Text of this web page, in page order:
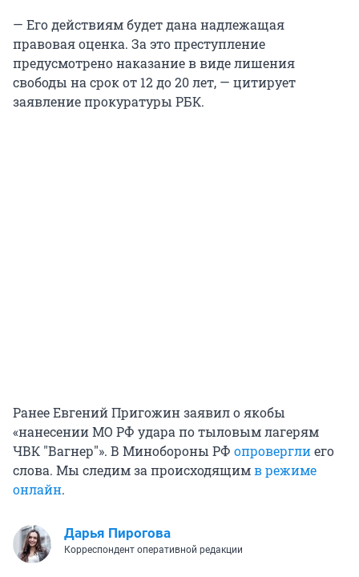
— Его действиям будет дана надлежащая
правовая оценка. За это преступление
предусмотрено наказание в виде лишения
свободы на срок от 12 до 20 лет, — цитирует
заявление прокуратуры РБК.
Ранее Евгений Пригожин заявил о якобы
«нанесении МО РФ удара по тыловым лагерям
ЧВК "Вагнер"». В Минобороны РФ опроверглиего
слова. Мы следим за происходящимв режиме
онлайн.
Дарья Пирогова
Корреспондент оперативной редакции